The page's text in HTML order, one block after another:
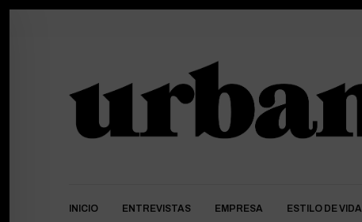
INICIO ENTREVISTAS EMPRESA ESTILO DE VIDA